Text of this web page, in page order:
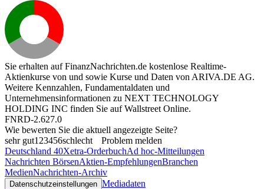
Sie erhalten auf FinanzNachrichten.de kostenlose Realtime-
Aktienkurse von und sowie Kurse und Daten von ARIVA.DE AG.
Weitere Kennzahlen, Fundamentaldaten und
Unternehmensinformationen zu NEXT TECHNOLOGY
HOLDING INC finden Sie aufWallstreet Online.
FNRD-2.627.0
Wie bewerten Sie die aktuell angezeigte Seite?
sehr gut1 23456schlecht
Problem melden
Deutschland 40Xetra-OrderbuchAd hoc-Mitteilungen
Nachrichten BörsenAktien-EmpfehlungenBranchen
MedienNachrichten-Archiv
Datenschutzeinstellungen Mediadaten